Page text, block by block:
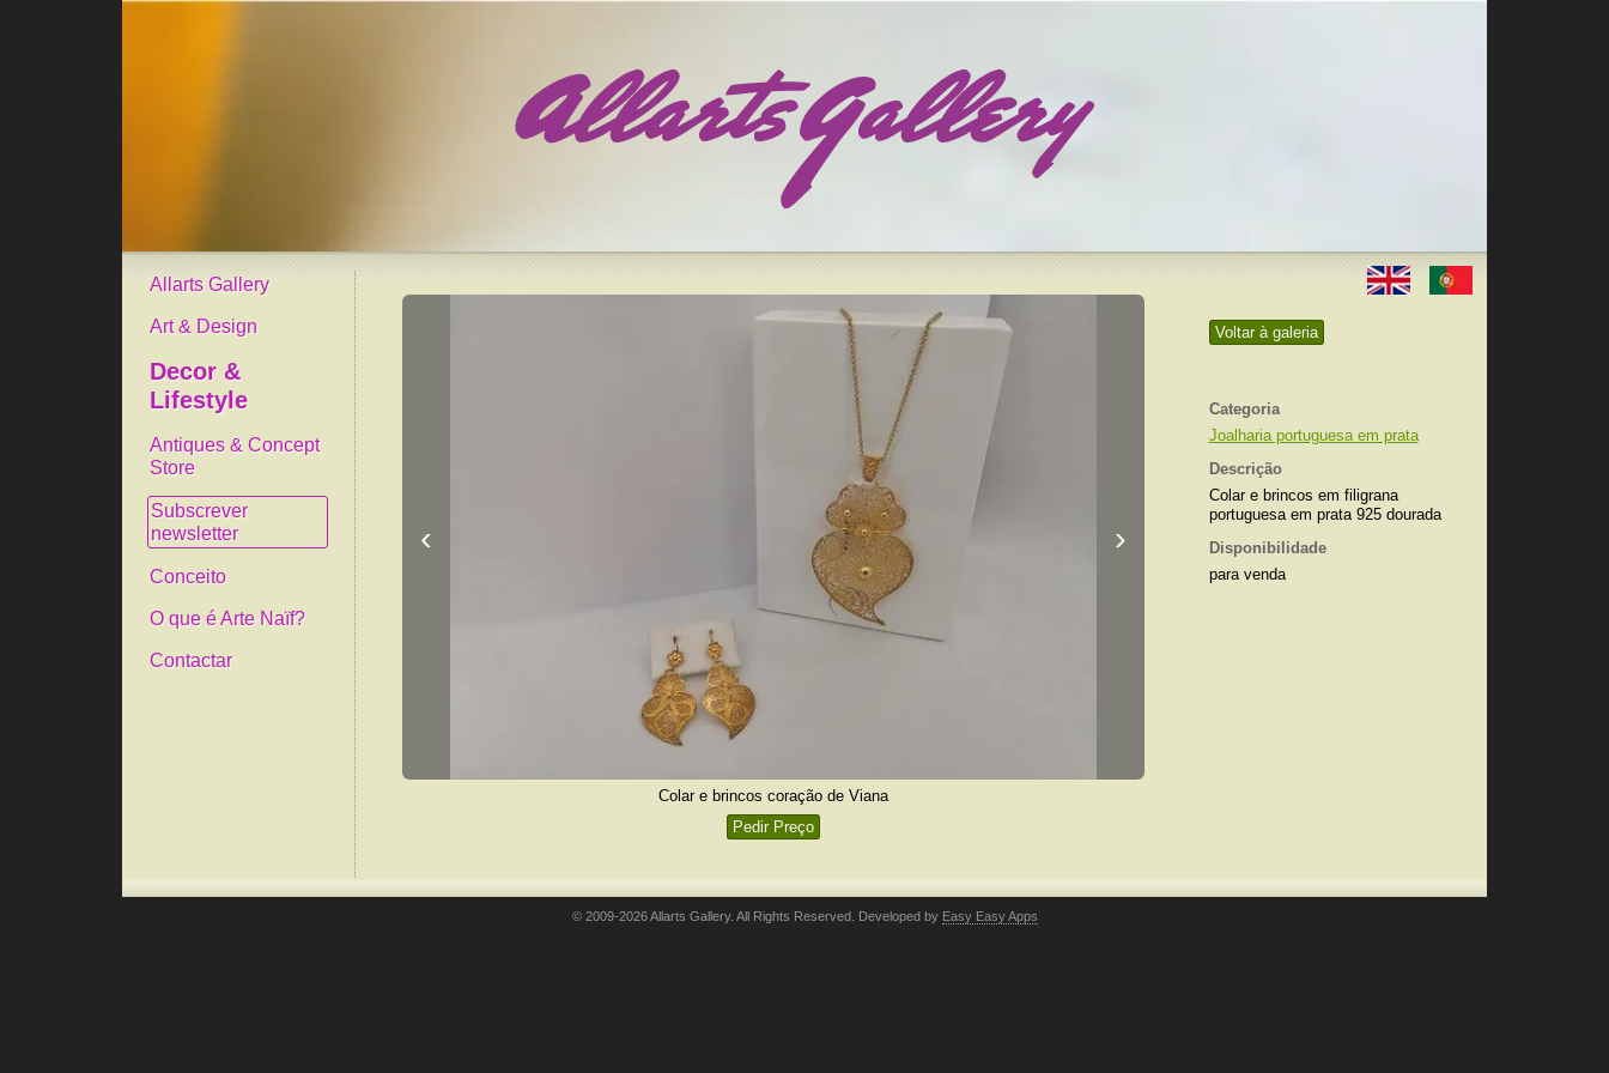
Allarts Gallery
Art & Design
Decor &
Lifestyle
Antiques & Concept
Store
Subscrever
newsletter
Conceito
O que é Arte Naïf?
Contactar
Voltar à galeria
Categoria
Joalharia portuguesa em prata
Descrição
Colar e brincos em filigrana
portuguesa em prata 925 dourada
Disponibilidade
para venda
‹ ›
Colar e brincos coração de Viana
Pedir Preço
© 2009-2026 Allarts Gallery. All Rights Reserved. Developed by Easy Easy Apps